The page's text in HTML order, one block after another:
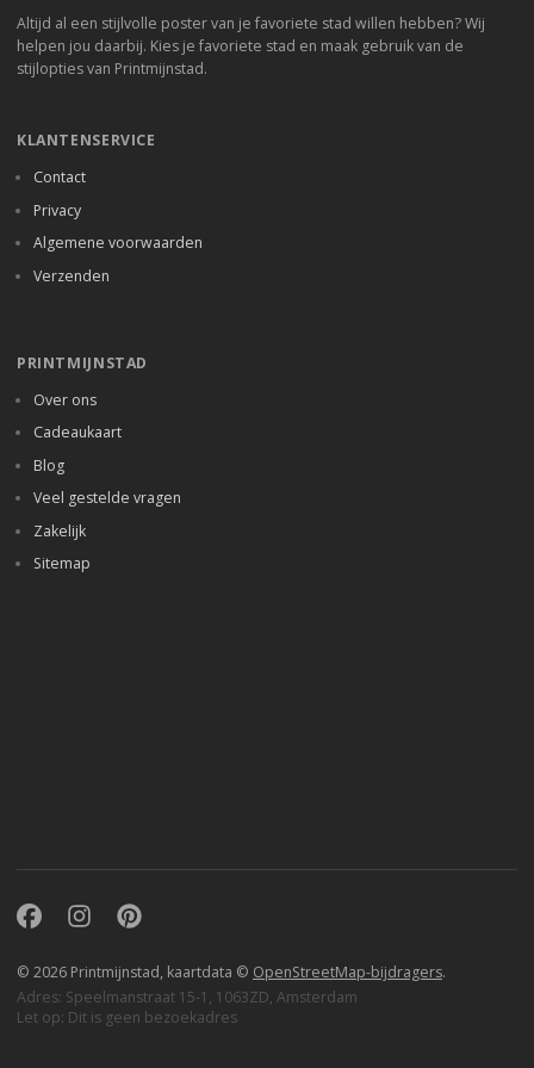
Altijd al een stijlvolle poster van je favoriete stad willen hebben? Wij
helpen jou daarbij. Kies je favoriete stad en maak gebruik van de
stijlopties van Printmijnstad.
KLANTENSERVICE
Contact
Privacy
Algemene voorwaarden
Verzenden
PRINTMIJNSTAD
Over ons
Cadeaukaart
Blog
Veel gestelde vragen
Zakelijk
Sitemap
FacebookInstagramPinterest
© 2026 Printmijnstad, kaartdata © OpenStreetMap-bijdragers.
Adres: Speelmanstraat 15-1, 1063ZD, Amsterdam
Let op: Dit is geen bezoekadres